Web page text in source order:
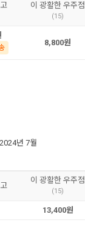
이 광활한 우주점
(15)
8,800원
년 7월
이 광활한 우주점
(15)
13,400원